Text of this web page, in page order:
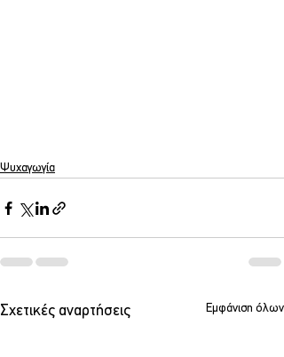
Ψυχαγωγία
Σχετικές αναρτήσεις Εμφάνιση όλων